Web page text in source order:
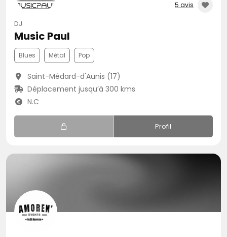
5 avis
DJ
Music Paul
Blues Métal Pop
Saint-Médard-d'Aunis (17)
Déplacement jusqu’à 300 kms
N.C
Profil